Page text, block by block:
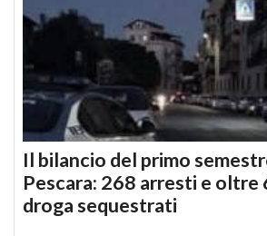
Il bilancio del primo
Pescara: 268 arresti e oltre
droga sequestrati